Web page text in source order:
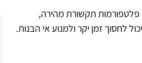
פלטפורמות תקשורת מהירה,
זמן יקר ולמנוע אי הבנות.